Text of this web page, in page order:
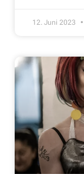
12. Juni 2023